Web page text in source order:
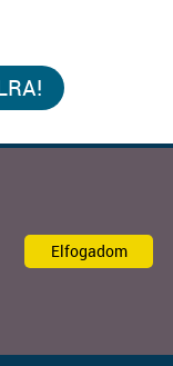
tájékoztatól
Elfogadom